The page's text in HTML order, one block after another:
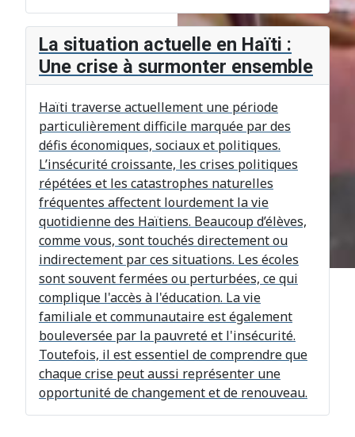
La situation actuelle en Haïti :
Une crise à surmonter ensemble
Haïti traverse actuellement une période
particulièrement difficile marquée par des
défis économiques, sociaux et politiques.
L’insécurité croissante, les crises politiques
répétées et les catastrophes naturelles
fréquentes affectent lourdement la vie
quotidienne des Haïtiens. Beaucoup d’élèves,
comme vous, sont touchés directement ou
indirectement par ces situations. Les écoles
sont souvent fermées ou perturbées, ce qui
complique l'accès à l'éducation. La vie
familiale et communautaire est également
bouleversée par la pauvreté et l'insécurité.
Toutefois, il est essentiel de comprendre que
chaque crise peut aussi représenter une
opportunité de changement et de renouveau.